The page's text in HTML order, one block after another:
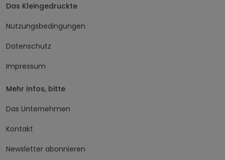
Vorlagen für Vermieter
Monteurzimmer in Österreich
Monteurzimmer in Deutschland
Das Kleingedruckte
Nutzungsbedingungen
Datenschutz
Impressum
Mehr Infos, bitte